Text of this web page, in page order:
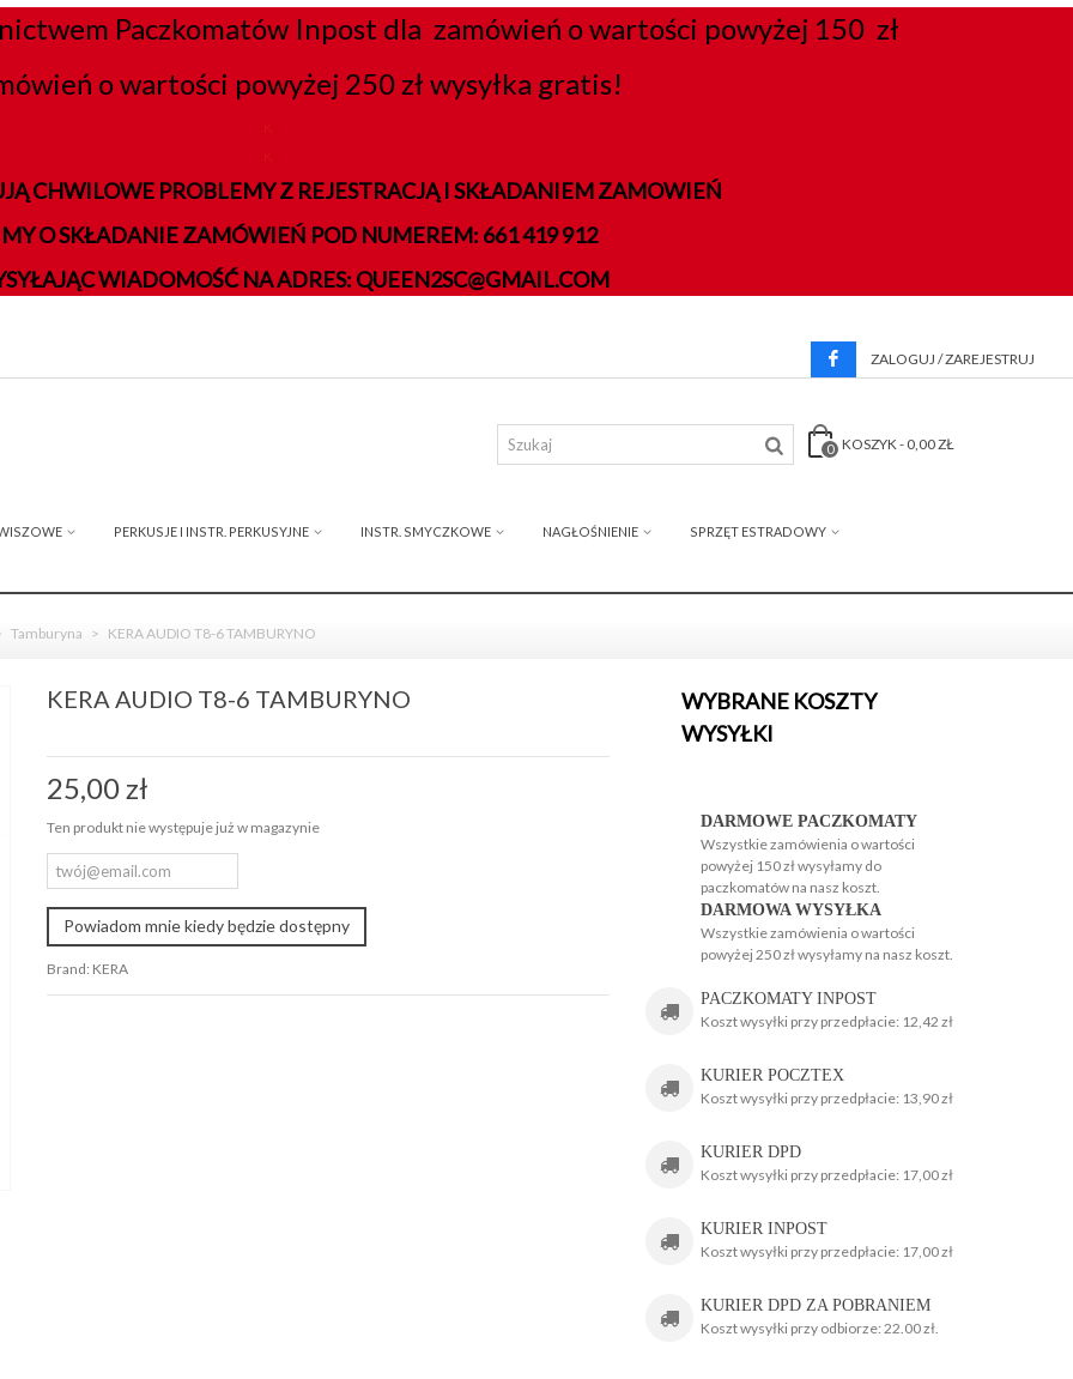
Paczkomatów Inpost dla zamówień o wartości powyżej 150 zł
o wartości powyżej 250 zł wysyłka gratis!
CHWILOWE PROBLEMY Z REJESTRACJĄ I SKŁADANIEM ZAMOWIEŃ
O SKŁADANIE ZAMÓWIEŃ POD NUMEREM: 661 419 912
WIADOMOŚĆ NA ADRES: QUEEN2SC@GMAIL.COM
ZALOGUJ / ZAREJESTRUJ
0 KOSZYK- 0,00 ZŁ
PERKUSJE I INSTR. PERKUSYJNE INSTR. SMYCZKOWE NAGŁOŚNIENIE SPRZĘT ESTRADOWY
Tamburyna > KERA AUDIO T8-6 TAMBURYNO
KERA AUDIO T8-6 TAMBURYNO
25,00 zł
Ten produkt nie występuje już w magazynie
Powiadom mnie kiedy będzie dostępny
Brand: KERA
WYBRANE KOSZTY
WYSYŁKI
DARMOWE PACZKOMATY
Wszystkie zamówienia o wartości
powyżej 150 zł wysyłamy do
paczkomatów na nasz koszt.
DARMOWA WYSYŁKA
Wszystkie zamówienia o wartości
powyżej 250 zł wysyłamy na nasz koszt.
PACZKOMATY INPOST
Koszt wysyłki przy przedpłacie: 12,42 zł
KURIER POCZTEX
Koszt wysyłki przy przedpłacie: 13,90 zł
KURIER DPD
Koszt wysyłki przy przedpłacie: 17,00 zł
KURIER INPOST
Koszt wysyłki przy przedpłacie: 17,00 zł
KURIER DPD ZA POBRANIEM
Koszt wysyłki przy odbiorze: 22.00 zł.